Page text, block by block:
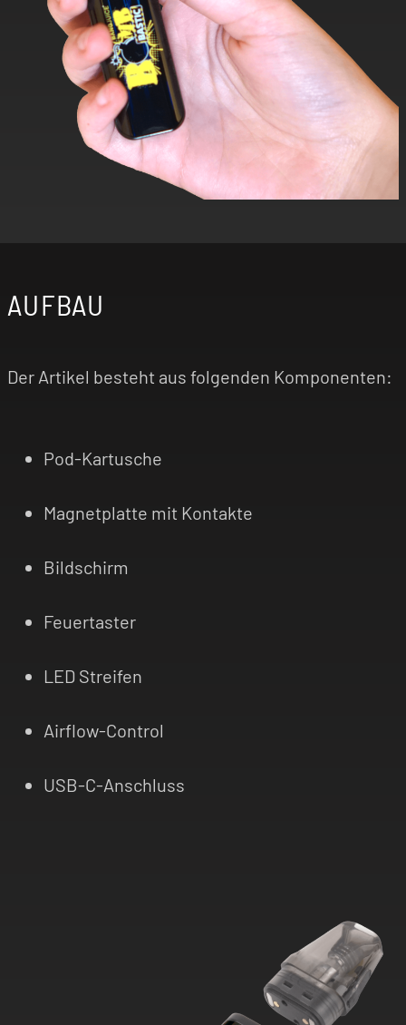
AUFBAU
Der Artikel besteht aus folgenden Komponenten:
Pod-Kartusche
Magnetplatte mit Kontakte
Bildschirm
Feuertaster
LED Streifen
Airflow-Control
USB-C-Anschluss